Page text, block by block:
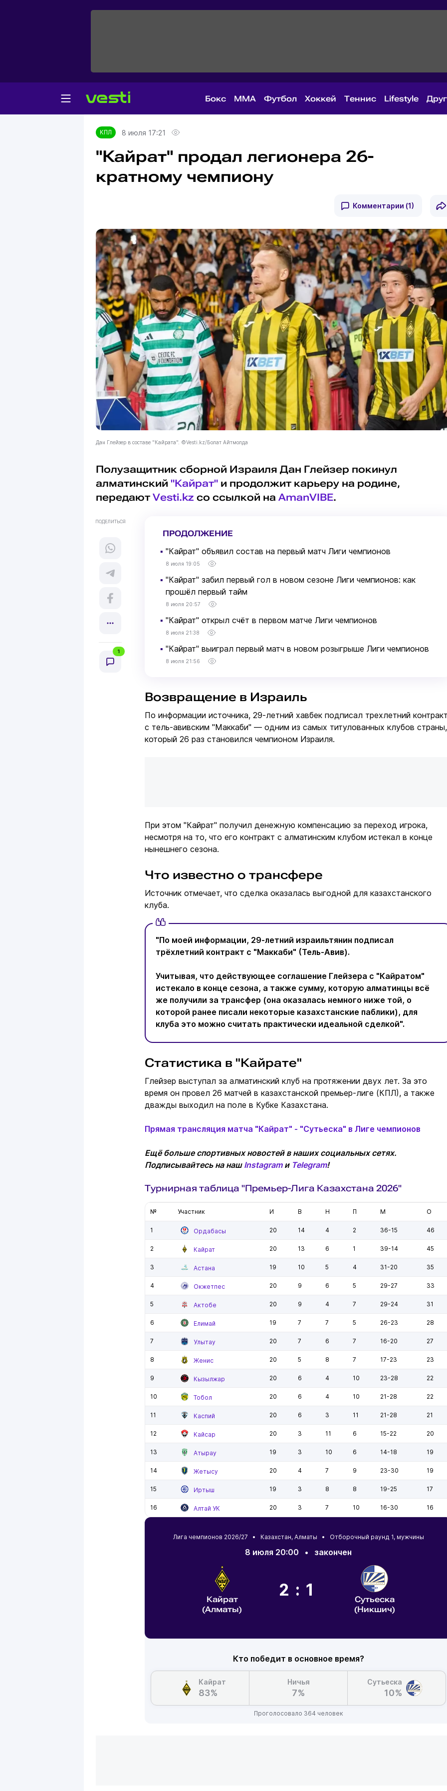
Бокс MMA Футбол Хоккей Теннис Lifestyle
Главная
КПЛ
КПЛ 8 июля 17:21
"Кайрат" продал легионера 26-
кратному чемпиону
Комментарии (1)
Дан Глейзер в составе "Кайрата". ©Vesti.kz/Болат Айтмолда
Полузащитник сборной Израиля Дан Глейзер покинул
алматинский "Кайрат" и продолжит карьеру на родине,
передают Vesti.kz со ссылкой на AmanVIBE.
ПОДЕЛИТЬСЯ
1
ПРОДОЛЖЕНИЕ
▪ "Кайрат" объявил состав на первый матч Лиги чемпионов
8 июля 19:05
▪ "Кайрат" забил первый гол в новом сезоне Лиги чемпионов: как
прошёл первый тайм
8 июля 20:57
▪ "Кайрат" открыл счёт в первом матче Лиги чемпионов
8 июля 21:38
▪ "Кайрат" выиграл первый матч в новом розыгрыше Лиги чемпионов
8 июля 21:56
Возвращение в Израиль
По информации источника, 29-летний хавбек подписал трехлетний
с тель-авивским "Маккаби" — одним из самых титулованных клубов страны,
который 26 раз становился чемпионом Израиля.
При этом "Кайрат" получил денежную компенсацию за переход игрока,
несмотря на то, что его контракт с алматинским клубом истекал в конце
нынешнего сезона.
Что известно о трансфере
Источник отмечает, что сделка оказалась выгодной для казахстанского
клуба.
"По моей информации, 29-летний израильтянин подписал
трёхлетний контракт с "Маккаби" (Тель-Авив).
Учитывая, что действующее соглашение Глейзера с "Кайратом"
истекало в конце сезона, а также сумму, которую алматинцы всё
же получили за трансфер (она оказалась немного ниже той, о
которой ранее писали некоторые казахстанские паблики), для
клуба это можно считать практически идеальной сделкой".
Статистика в "Кайрате"
Глейзер выступал за алматинский клуб на протяжении двух лет. За это
время он провел 26 матчей в казахстанской премьер-лиге (КПЛ), а также
дважды выходил на поле в Кубке Казахстана.
Прямая трансляция матча "Кайрат" - "Сутьеска" в Лиге чемпионов
Ещё больше спортивных новостей в наших социальных сетях.
Подписывайтесь на наш Instagramи Telegram!
Турнирная таблица "Премьер-Лига Казахстана 2026"
№ Участник И В Н П М О
1 Ордабасы 20 14 4 2 36-15 46
2 Кайрат 20 13 6 1 39-14 45
3 Астана 19 10 5 4 31-20 35
4 Окжетпес 20 9 6 5 29-27 33
5 Актобе 20 9 4 7 29-24 31
6 Елимай 19 7 7 5 26-23 28
7 Улытау 20 7 6 7 16-20 27
8 Женис 20 5 8 7 17-23 23
9 Кызылжар 20 6 4 10 23-28 22
10 Тобол 20 6 4 10 21-28 22
11 Каспий 20 6 3 11 21-28 21
12 Кайсар 20 3 11 6 15-22 20
13 Атырау 19 3 10 6 14-18 19
14 Жетысу 20 4 7 9 23-30 19
15 Иртыш 19 3 8 8 19-25 17
16 Алтай УК 20 3 7 10 16-30 16
Лига чемпионов 2026/27 • Казахстан, Алматы • Отборочный раунд 1, мужчины
8 июля 20:00 • закончен
Кайрат
(Алматы)
2:1
Сутьеска
(Никшич)
Кто победит в основное время?
Кайрат
83%
Ничья
7%
Сутьеска
10%
Проголосовало 364 человек